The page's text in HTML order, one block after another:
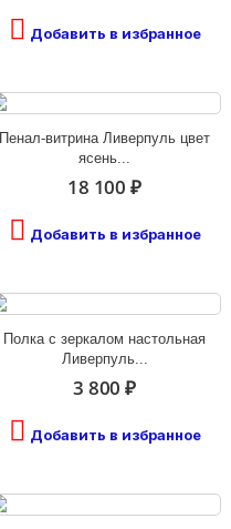
Добавить в избранное
Пенал-витрина Ливерпуль цвет
ясень...
18 100 ₽
Добавить в избранное
Полка с зеркалом настольная
Ливерпуль...
3 800 ₽
Добавить в избранное